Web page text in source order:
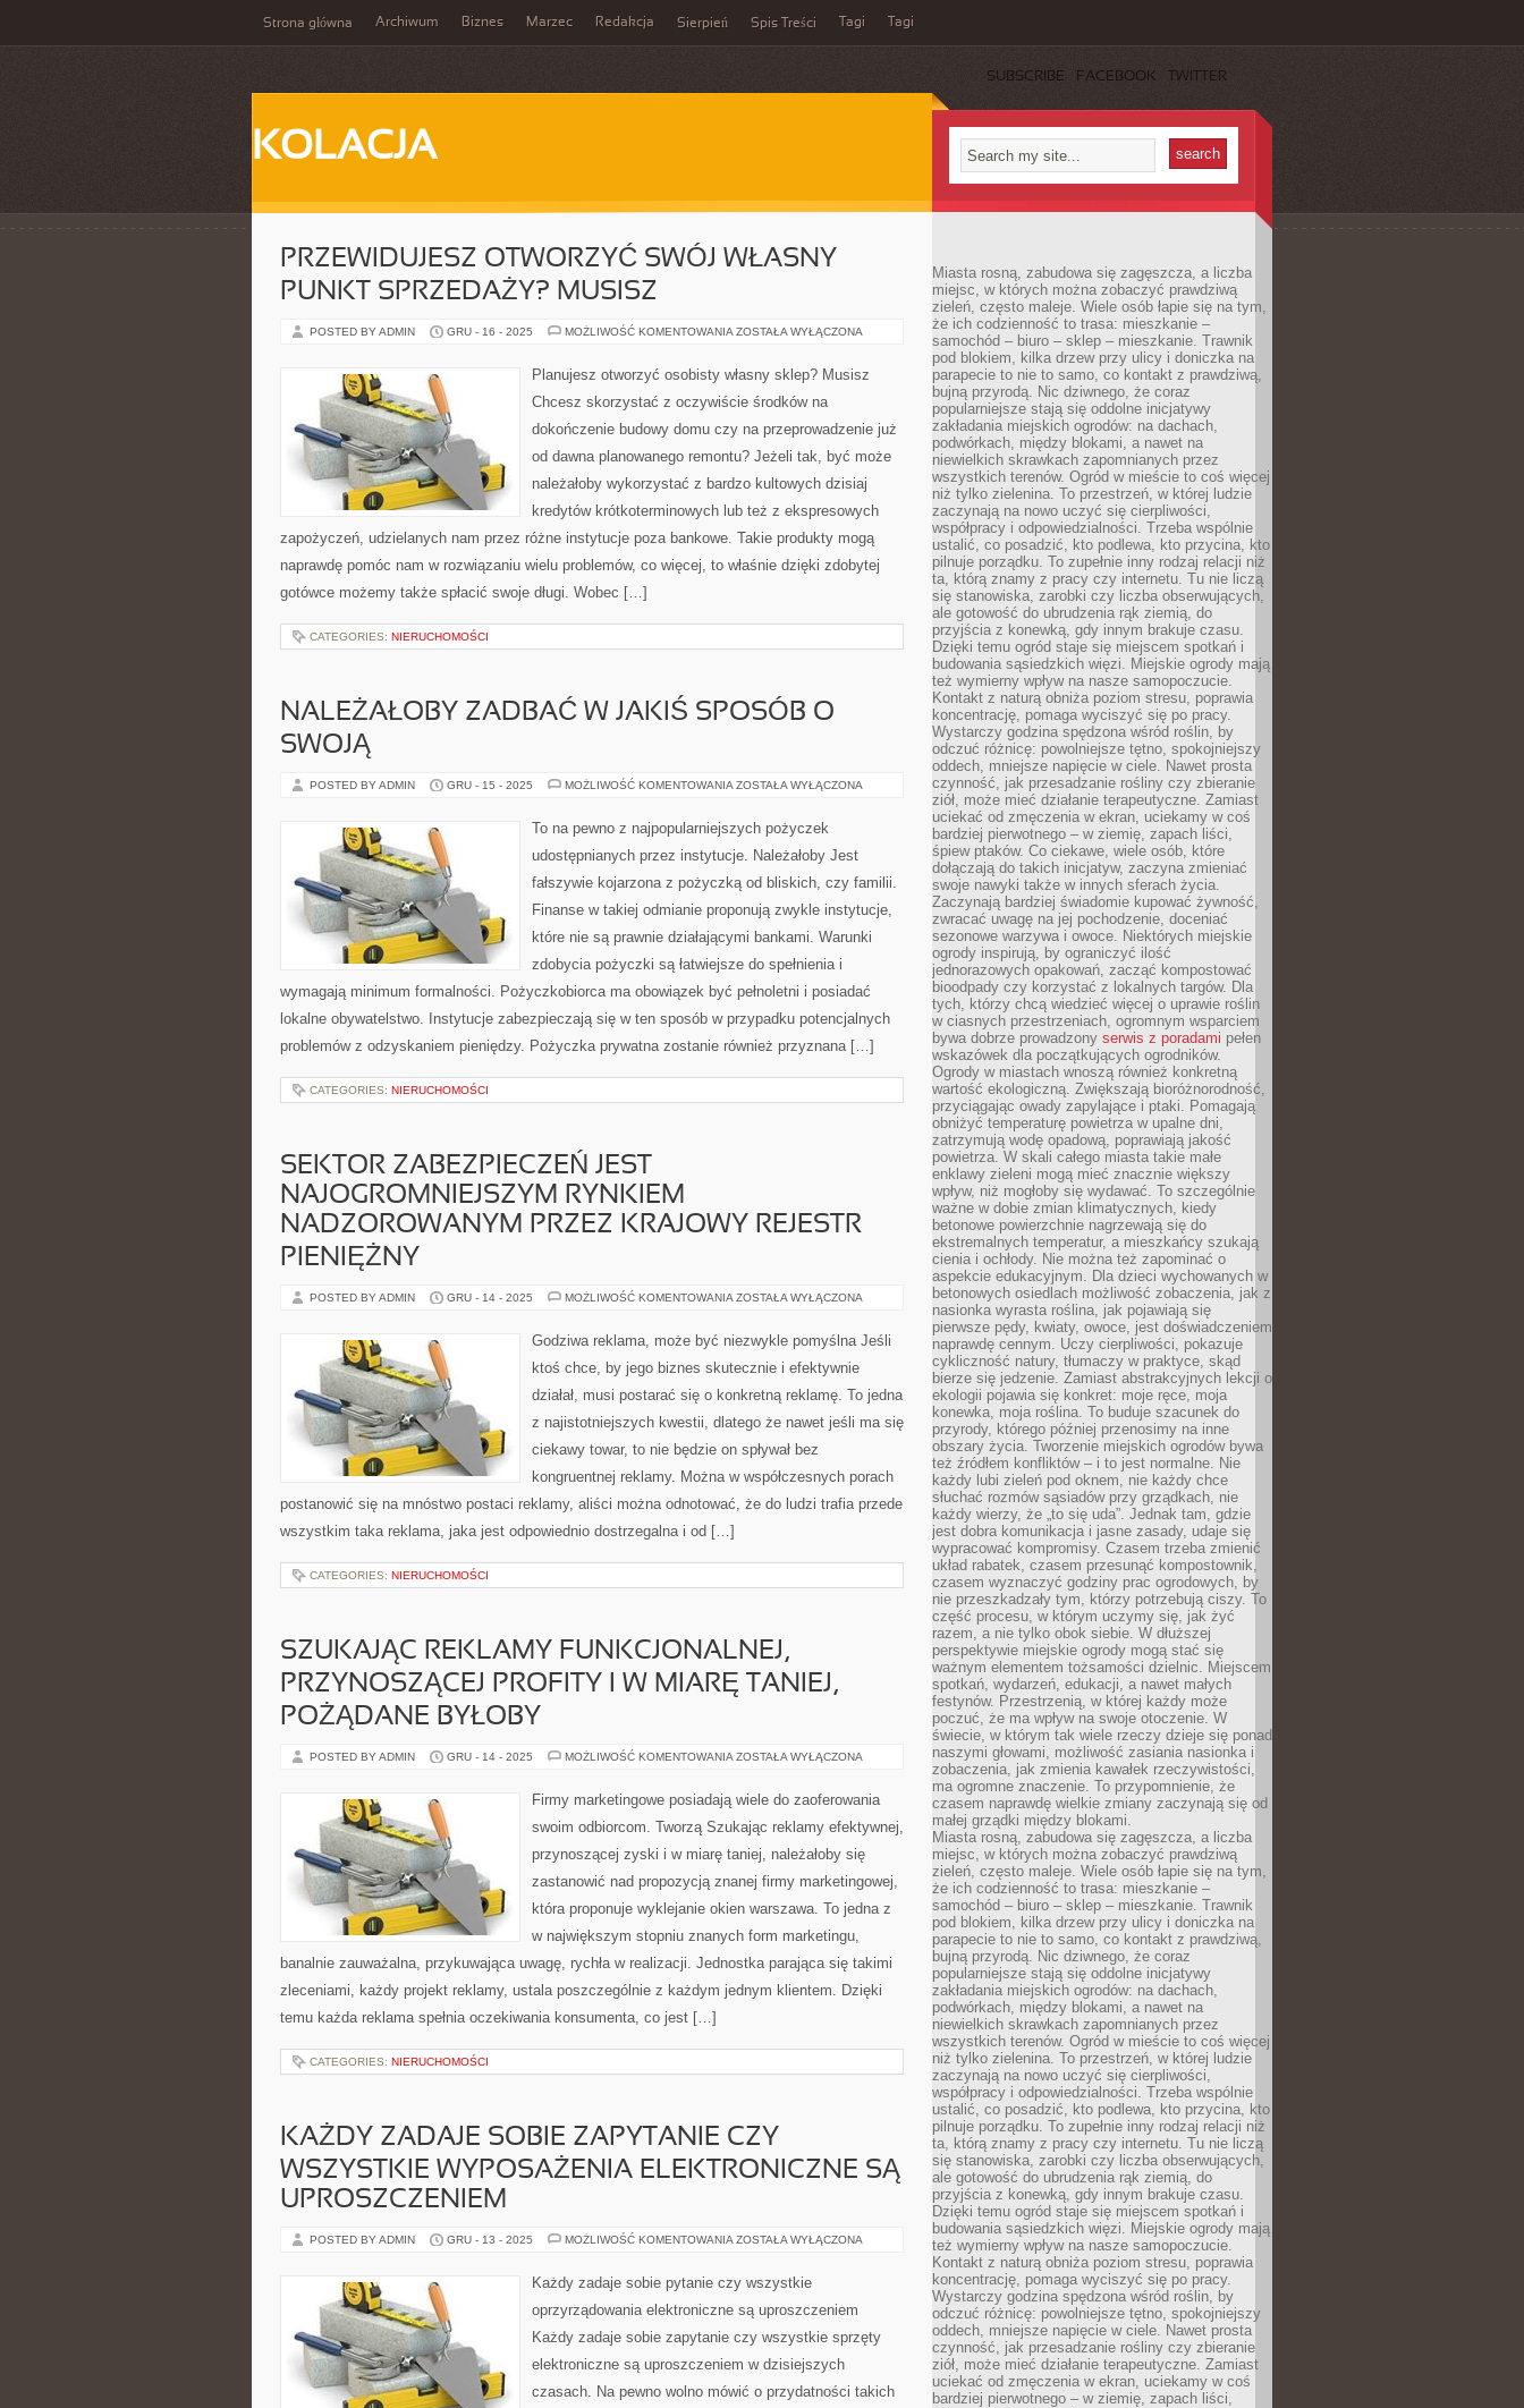
Strona główna Archiwum Biznes Marzec Redakcja Sierpień Spis Treści Tagi Tagi
SUBSCRIBE FACEBOOK TWITTER
KOLACJA
PRZEWIDUJESZ OTWORZYĆ SWÓJ WŁASNY
PUNKT SPRZEDAŻY? MUSISZ
POSTED BY ADMIN GRU - 16 - 2025 MOŻLIWOŚĆ KOMENTOWANIA PRZEWIDUJESZ
WŁASNY
PUNKT
MUSISZ
ZOSTAŁA WYŁĄCZONA
Planujesz otworzyć osobisty własny sklep? Musisz
Chcesz skorzystać z oczywiście środków na
dokończenie budowy domu czy na przeprowadzenie już
od dawna planowanego remontu? Jeżeli tak, być może
należałoby wykorzystać z bardzo kultowych dzisiaj
kredytów krótkoterminowych lub też z ekspresowych
zapożyczeń, udzielanych nam przez różne instytucje poza bankowe. Takie produkty mogą
naprawdę pomóc nam w rozwiązaniu wielu problemów, co więcej, to właśnie dzięki zdobytej
gotówce możemy także spłacić swoje długi. Wobec […]
CATEGORIES: NIERUCHOMOŚCI
NALEŻAŁOBY ZADBAĆ W JAKIŚ SPOSÓB O
SWOJĄ
POSTED BY ADMIN GRU - 15 - 2025 MOŻLIWOŚĆ KOMENTOWANIA NALEŻAŁOBY
JAKIŚ
SPOSÓB
SWOJĄ
ZOSTAŁA WYŁĄCZONA
To na pewno z najpopularniejszych pożyczek
udostępnianych przez instytucje. Należałoby Jest
fałszywie kojarzona z pożyczką od bliskich, czy familii.
Finanse w takiej odmianie proponują zwykle instytucje,
które nie są prawnie działającymi bankami. Warunki
zdobycia pożyczki są łatwiejsze do spełnienia i
wymagają minimum formalności. Pożyczkobiorca ma obowiązek być pełnoletni i posiadać
lokalne obywatelstwo. Instytucje zabezpieczają się w ten sposób w przypadku potencjalnych
problemów z odzyskaniem pieniędzy. Pożyczka prywatna zostanie również przyznana […]
CATEGORIES: NIERUCHOMOŚCI
SEKTOR ZABEZPIECZEŃ JEST
NAJOGROMNIEJSZYM RYNKIEM
NADZOROWANYM PRZEZ KRAJOWY REJESTR
PIENIĘŻNY
POSTED BY ADMIN GRU - 14 - 2025 MOŻLIWOŚĆ KOMENTOWANIA SEKTOR
NAJOGROMNIEJSZYM
RYNKIEM
PRZEZ
REJESTR
ZOSTAŁA WYŁĄCZONA
Godziwa reklama, może być niezwykle pomyślna Jeśli
ktoś chce, by jego biznes skutecznie i efektywnie
działał, musi postarać się o konkretną reklamę. To jedna
z najistotniejszych kwestii, dlatego że nawet jeśli ma się
ciekawy towar, to nie będzie on spływał bez
kongruentnej reklamy. Można w współczesnych porach
postanowić się na mnóstwo postaci reklamy, aliści można odnotować, że do ludzi trafia przede
wszystkim taka reklama, jaka jest odpowiednio dostrzegalna i od […]
CATEGORIES: NIERUCHOMOŚCI
SZUKAJĄC REKLAMY FUNKCJONALNEJ,
PRZYNOSZĄCEJ PROFITY I W MIARĘ TANIEJ,
POŻĄDANE BYŁOBY
POSTED BY ADMIN GRU - 14 - 2025 MOŻLIWOŚĆ KOMENTOWANIA SZUKAJĄC
PRZYNOSZĄCEJ
PROFITY
W
TANIEJ,
BYŁOBY
ZOSTAŁA WYŁĄCZONA
Firmy marketingowe posiadają wiele do zaoferowania
swoim odbiorcom. Tworzą Szukając reklamy efektywnej,
przynoszącej zyski i w miarę taniej, należałoby się
zastanowić nad propozycją znanej firmy marketingowej,
która proponuje wyklejanie okien warszawa. To jedna z
w największym stopniu znanych form marketingu,
banalnie zauważalna, przykuwająca uwagę, rychła w realizacji. Jednostka parająca się takimi
zleceniami, każdy projekt reklamy, ustala poszczególnie z każdym jednym klientem. Dzięki
temu każda reklama spełnia oczekiwania konsumenta, co jest […]
CATEGORIES: NIERUCHOMOŚCI
KAŻDY ZADAJE SOBIE ZAPYTANIE CZY
WSZYSTKIE WYPOSAŻENIA ELEKTRONICZNE SĄ
UPROSZCZENIEM
POSTED BY ADMIN GRU - 13 - 2025 MOŻLIWOŚĆ KOMENTOWANIA KAŻDY
ZAPYTANIE
CZY
WYPOSAŻENIA
SĄ
ZOSTAŁA WYŁĄCZONA
Każdy zadaje sobie pytanie czy wszystkie
oprzyrządowania elektroniczne są uproszczeniem
Każdy zadaje sobie zapytanie czy wszystkie sprzęty
elektroniczne są uproszczeniem w dzisiejszych
czasach. Na pewno wolno mówić o przydatności takich
Miasta rosną, zabudowa się zagęszcza, a liczba
miejsc, w których można zobaczyć prawdziwą
zieleń, często maleje. Wiele osób łapie się na tym,
że ich codzienność to trasa: mieszkanie –
samochód – biuro – sklep – mieszkanie. Trawnik
pod blokiem, kilka drzew przy ulicy i doniczka na
parapecie to nie to samo, co kontakt z prawdziwą,
bujną przyrodą. Nic dziwnego, że coraz
popularniejsze stają się oddolne inicjatywy
zakładania miejskich ogrodów: na dachach,
podwórkach, między blokami, a nawet na
niewielkich skrawkach zapomnianych przez
wszystkich terenów. Ogród w mieście to coś więcej
niż tylko zielenina. To przestrzeń, w której ludzie
zaczynają na nowo uczyć się cierpliwości,
współpracy i odpowiedzialności. Trzeba wspólnie
ustalić, co posadzić, kto podlewa, kto przycina, kto
pilnuje porządku. To zupełnie inny rodzaj relacji niż
ta, którą znamy z pracy czy internetu. Tu nie liczą
się stanowiska, zarobki czy liczba obserwujących,
ale gotowość do ubrudzenia rąk ziemią, do
przyjścia z konewką, gdy innym brakuje czasu.
Dzięki temu ogród staje się miejscem spotkań i
budowania sąsiedzkich więzi. Miejskie ogrody mają
też wymierny wpływ na nasze samopoczucie.
Kontakt z naturą obniża poziom stresu, poprawia
koncentrację, pomaga wyciszyć się po pracy.
Wystarczy godzina spędzona wśród roślin, by
odczuć różnicę: powolniejsze tętno, spokojniejszy
oddech, mniejsze napięcie w ciele. Nawet prosta
czynność, jak przesadzanie rośliny czy zbieranie
ziół, może mieć działanie terapeutyczne. Zamiast
uciekać od zmęczenia w ekran, uciekamy w coś
bardziej pierwotnego – w ziemię, zapach liści,
śpiew ptaków. Co ciekawe, wiele osób, które
dołączają do takich inicjatyw, zaczyna zmieniać
swoje nawyki także w innych sferach życia.
Zaczynają bardziej świadomie kupować żywność,
zwracać uwagę na jej pochodzenie, doceniać
sezonowe warzywa i owoce. Niektórych miejskie
ogrody inspirują, by ograniczyć ilość
jednorazowych opakowań, zacząć kompostować
bioodpady czy korzystać z lokalnych targów. Dla
tych, którzy chcą wiedzieć więcej o uprawie roślin
w ciasnych przestrzeniach, ogromnym wsparciem
bywa dobrze prowadzony serwis z poradami pełen
wskazówek dla początkujących ogrodników.
Ogrody w miastach wnoszą również konkretną
wartość ekologiczną. Zwiększają bioróżnorodność,
przyciągając owady zapylające i ptaki. Pomagają
obniżyć temperaturę powietrza w upalne dni,
zatrzymują wodę opadową, poprawiają jakość
powietrza. W skali całego miasta takie małe
enklawy zieleni mogą mieć znacznie większy
wpływ, niż mogłoby się wydawać. To szczególnie
ważne w dobie zmian klimatycznych, kiedy
betonowe powierzchnie nagrzewają się do
ekstremalnych temperatur, a mieszkańcy szukają
cienia i ochłody. Nie można też zapominać o
aspekcie edukacyjnym. Dla dzieci wychowanych w
betonowych osiedlach możliwość zobaczenia, jak z
nasionka wyrasta roślina, jak pojawiają się
pierwsze pędy, kwiaty, owoce, jest doświadczeniem
naprawdę cennym. Uczy cierpliwości, pokazuje
cykliczność natury, tłumaczy w praktyce, skąd
bierze się jedzenie. Zamiast abstrakcyjnych lekcji o
ekologii pojawia się konkret: moje ręce, moja
konewka, moja roślina. To buduje szacunek do
przyrody, którego później przenosimy na inne
obszary życia. Tworzenie miejskich ogrodów bywa
też źródłem konfliktów – i to jest normalne. Nie
każdy lubi zieleń pod oknem, nie każdy chce
słuchać rozmów sąsiadów przy grządkach, nie
każdy wierzy, że „to się uda”. Jednak tam, gdzie
jest dobra komunikacja i jasne zasady, udaje się
wypracować kompromisy. Czasem trzeba zmienić
układ rabatek, czasem przesunąć kompostownik,
czasem wyznaczyć godziny prac ogrodowych, by
nie przeszkadzały tym, którzy potrzebują ciszy. To
część procesu, w którym uczymy się, jak żyć
razem, a nie tylko obok siebie. W dłuższej
perspektywie miejskie ogrody mogą stać się
ważnym elementem tożsamości dzielnic. Miejscem
spotkań, wydarzeń, edukacji, a nawet małych
festynów. Przestrzenią, w której każdy może
poczuć, że ma wpływ na swoje otoczenie. W
świecie, w którym tak wiele rzeczy dzieje się ponad
naszymi głowami, możliwość zasiania nasionka i
zobaczenia, jak zmienia kawałek rzeczywistości,
ma ogromne znaczenie. To przypomnienie, że
czasem naprawdę wielkie zmiany zaczynają się od
małej grządki między blokami.
Miasta rosną, zabudowa się zagęszcza, a liczba
miejsc, w których można zobaczyć prawdziwą
zieleń, często maleje. Wiele osób łapie się na tym,
że ich codzienność to trasa: mieszkanie –
samochód – biuro – sklep – mieszkanie. Trawnik
pod blokiem, kilka drzew przy ulicy i doniczka na
parapecie to nie to samo, co kontakt z prawdziwą,
bujną przyrodą. Nic dziwnego, że coraz
popularniejsze stają się oddolne inicjatywy
zakładania miejskich ogrodów: na dachach,
podwórkach, między blokami, a nawet na
niewielkich skrawkach zapomnianych przez
wszystkich terenów. Ogród w mieście to coś więcej
niż tylko zielenina. To przestrzeń, w której ludzie
zaczynają na nowo uczyć się cierpliwości,
współpracy i odpowiedzialności. Trzeba wspólnie
ustalić, co posadzić, kto podlewa, kto przycina, kto
pilnuje porządku. To zupełnie inny rodzaj relacji niż
ta, którą znamy z pracy czy internetu. Tu nie liczą
się stanowiska, zarobki czy liczba obserwujących,
ale gotowość do ubrudzenia rąk ziemią, do
przyjścia z konewką, gdy innym brakuje czasu.
Dzięki temu ogród staje się miejscem spotkań i
budowania sąsiedzkich więzi. Miejskie ogrody mają
też wymierny wpływ na nasze samopoczucie.
Kontakt z naturą obniża poziom stresu, poprawia
koncentrację, pomaga wyciszyć się po pracy.
Wystarczy godzina spędzona wśród roślin, by
odczuć różnicę: powolniejsze tętno, spokojniejszy
oddech, mniejsze napięcie w ciele. Nawet prosta
czynność, jak przesadzanie rośliny czy zbieranie
ziół, może mieć działanie terapeutyczne. Zamiast
uciekać od zmęczenia w ekran, uciekamy w coś
bardziej pierwotnego – w ziemię, zapach liści,